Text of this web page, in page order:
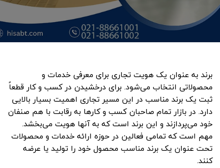
برند به عنوان یک هویت تجاری برای معرفی خدمات و
محصولاتی انتخاب می‌شود. برای درخشیدن در کسب و کار قطعاً
ثبت یک برند مناسب در این مسیر تجاری اهمیت بسیار بالایی
دارد. در بازار تمام صاحبان کسب و کارها به رقابت با هم صنفان
خود می‌پردازند و این برند است که به آنها هویت می‌بخشد.
مهم است که تمامی فعالین در حوزه ارائه خدمات و محصولات
تحت عنوان یک برند مناسب محصول خود را تولید یا عرضه
کنند.